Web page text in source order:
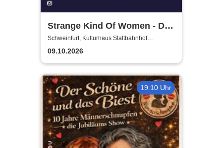
Strange Kind Of Women - Die
einzigen weiblichen Deep
Purple Classics
Schweinfurt, Kulturhaus Stattbahnhof
Schweinfurt
09.10.2026
19:10 Uhr